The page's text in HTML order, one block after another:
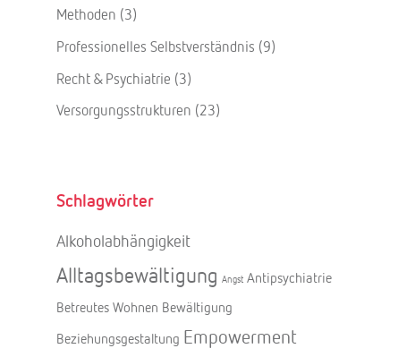
Methoden (3)
Professionelles Selbstverständnis (9)
Recht & Psychiatrie (3)
Versorgungsstrukturen (23)
Schlagwörter
Alkoholabhängigkeit
Alltagsbewältigung Angst Antipsychiatrie
Betreutes Wohnen Bewältigung
Beziehungsgestaltung Empowerment